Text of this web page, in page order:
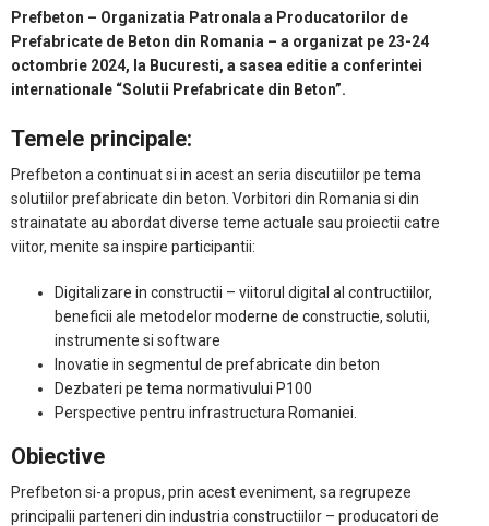
Prefbeton – Organizatia Patronala a Producatorilor de
Prefabricate de Beton din Romania – a organizat pe 23-24
octombrie 2024, la Bucuresti, a sasea editie a conferintei
internationale “Solutii Prefabricate din Beton”.
Temele principale:
Prefbeton a continuat si in acest an seria discutiilor pe tema
solutiilor prefabricate din beton. Vorbitori din Romania si din
strainatate au abordat diverse teme actuale sau proiectii catre
viitor, menite sa inspire participantii:
Digitalizare in constructii – viitorul digital al contructiilor,
beneficii ale metodelor moderne de constructie, solutii,
instrumente si software
Inovatie in segmentul de prefabricate din beton
Dezbateri pe tema normativului P100
Perspective pentru infrastructura Romaniei.
Obiective
Prefbeton si-a propus, prin acest eveniment, sa regrupeze
principalii parteneri din industria constructiilor – producatori de